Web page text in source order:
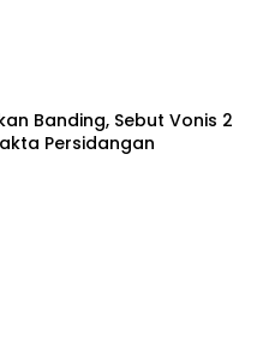
Banding, Sebut Vonis 2
Persidangan